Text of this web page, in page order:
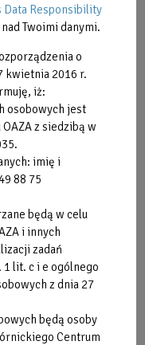
Data Responsibility
Twoimi danymi.
o
kwietnia 2016 r.
iż:
osobowych jest
z siedzibą w
imię i
88 75
będą w celu
i innych
zadań
1 lit. c i e ogólnego
z dnia 27
będą osoby
Centrum